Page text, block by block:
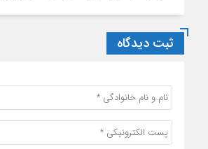
ثبت دیدگاه